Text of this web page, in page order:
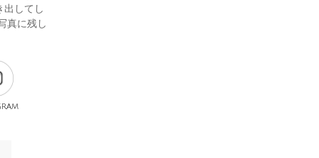
出してし
真に残し